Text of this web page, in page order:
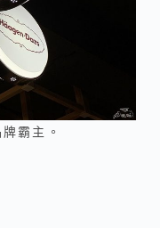
霸主。